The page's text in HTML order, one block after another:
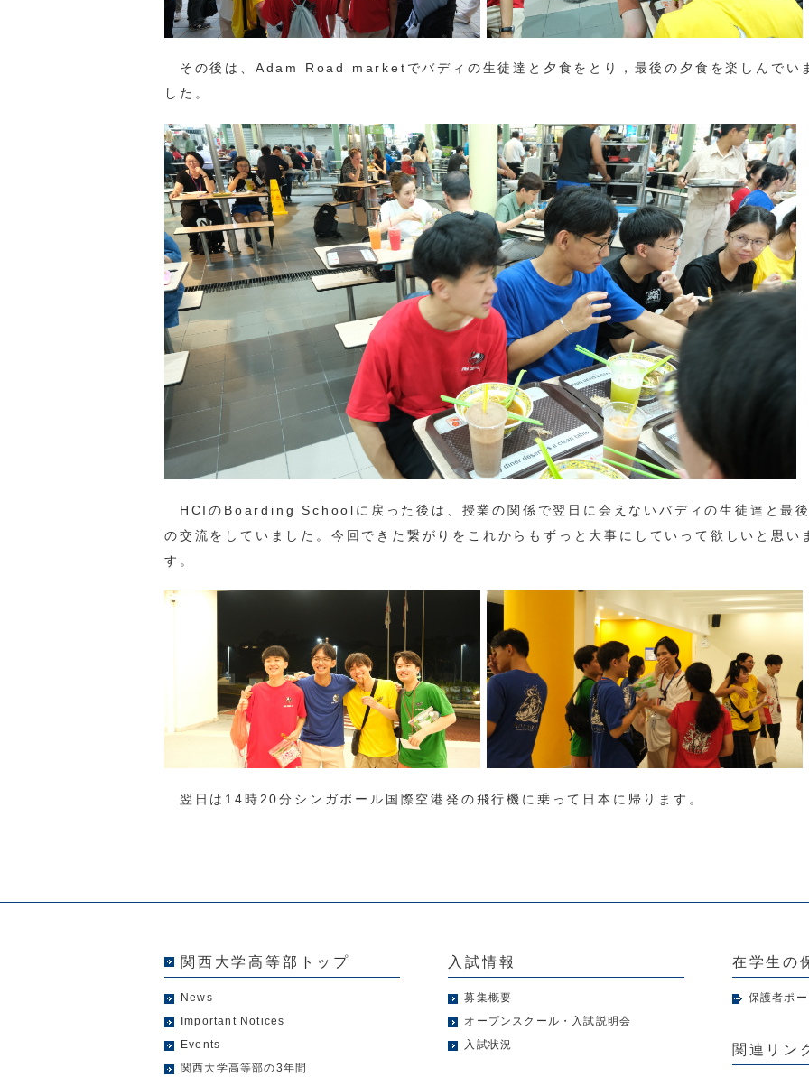
その後は、Adam Road marketでバディの生徒達と夕食をとり，最後の夕食を楽しんでい
した。
HCIのBoarding Schoolに戻った後は、授業の関係で翌日に会えないバディの生徒達と最後
の交流をしていました。今回できた繋がりをこれからもずっと大事にしていって欲しいと思い
す。
翌日は14時20分シンガポール国際空港発の飛行機に乗って日本に帰ります。
関西大学高等部トップ
News
Important Notices
Events
関西大学高等部の3年間
入試情報
募集概要
オープンスクール・入試説明会
入試状況
在学生の
保護者ポ
関連リン